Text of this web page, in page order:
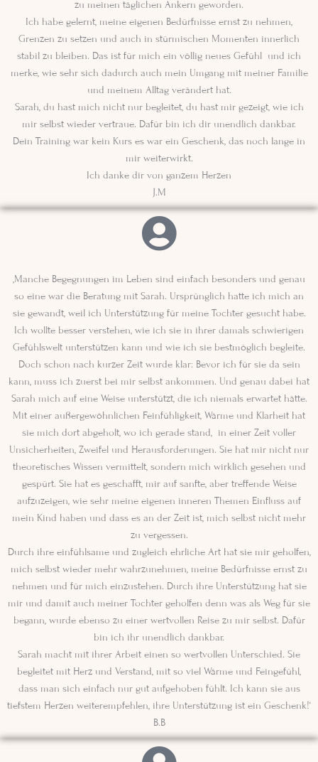
zu meinen täglichen Ankern geworden.
Ich habe gelernt, meine eigenen Bedürfnisse ernst zu nehmen,
Grenzen zu setzen und auch in stürmischen Momenten innerlich
stabil zu bleiben. Das ist für mich ein völlig neues Gefühl und ich
merke, wie sehr sich dadurch auch mein Umgang mit meiner Familie
und meinem Alltag verändert hat.
Sarah, du hast mich nicht nur begleitet, du hast mir gezeigt, wie ich
mir selbst wieder vertraue. Dafür bin ich dir unendlich dankbar.
Dein Training war kein Kurs es war ein Geschenk, das noch lange in
mir weiterwirkt.
Ich danke dir von ganzem Herzen
J.M
‚Manche Begegnungen im Leben sind einfach besonders und genau
so eine war die Beratung mit Sarah. Ursprünglich hatte ich mich an
sie gewandt, weil ich Unterstützung für meine Tochter gesucht habe.
Ich wollte besser verstehen, wie ich sie in ihrer damals schwierigen
Gefühlswelt unterstützen kann und wie ich sie bestmöglich begleite.
Doch schon nach kurzer Zeit wurde klar: Bevor ich für sie da sein
kann, muss ich zuerst bei mir selbst ankommen. Und genau dabei hat
Sarah mich auf eine Weise unterstützt, die ich niemals erwartet hätte.
Mit einer außergewöhnlichen Feinfühligkeit, Wärme und Klarheit hat
sie mich dort abgeholt, wo ich gerade stand, in einer Zeit voller
Unsicherheiten, Zweifel und Herausforderungen. Sie hat mir nicht nur
theoretisches Wissen vermittelt, sondern mich wirklich gesehen und
gespürt. Sie hat es geschafft, mir auf sanfte, aber treffende Weise
aufzuzeigen, wie sehr meine eigenen inneren Themen Einfluss auf
mein Kind haben und dass es an der Zeit ist, mich selbst nicht mehr
zu vergessen.
Durch ihre einfühlsame und zugleich ehrliche Art hat sie mir geholfen,
mich selbst wieder mehr wahrzunehmen, meine Bedürfnisse ernst zu
nehmen und für mich einzustehen. Durch ihre Unterstützung hat sie
mir und damit auch meiner Tochter geholfen denn was als Weg für sie
begann, wurde ebenso zu einer wertvollen Reise zu mir selbst. Dafür
bin ich ihr unendlich dankbar.
Sarah macht mit ihrer Arbeit einen so wertvollen Unterschied. Sie
begleitet mit Herz und Verstand, mit so viel Wärme und Feingefühl,
dass man sich einfach nur gut aufgehoben fühlt. Ich kann sie aus
tiefstem Herzen weiterempfehlen, ihre Unterstützung ist ein Geschenk!‘
B.B